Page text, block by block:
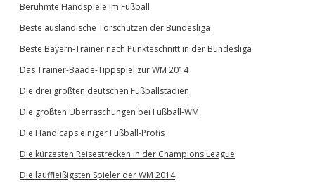
Berühmte Handspiele im Fußball
Beste ausländische Torschützen der Bundesliga
Beste Bayern-Trainer nach Punkteschnitt in der Bundesliga
Das Trainer-Baade-Tippspiel zur WM 2014
Die drei größten deutschen Fußballstadien
Die größten Überraschungen bei Fußball-WM
Die Handicaps einiger Fußball-Profis
Die kürzesten Reisestrecken in der Champions League
Die lauffleißigsten Spieler der WM 2014